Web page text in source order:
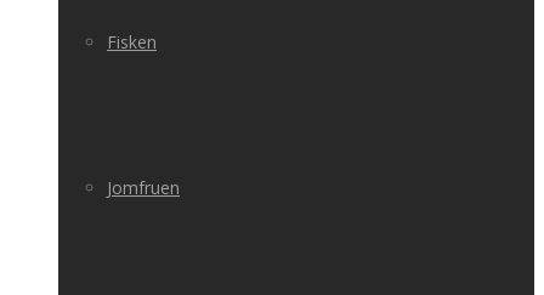
Fisken
Jomfruen